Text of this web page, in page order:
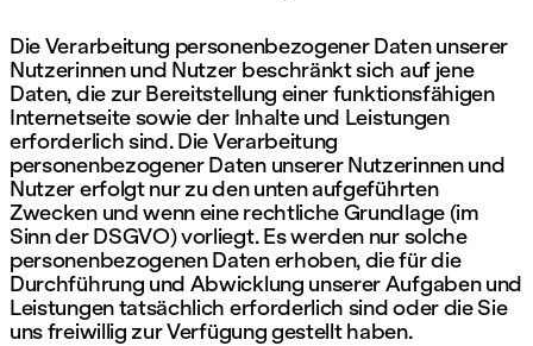
Die Verarbeitung personenbezogener Daten unserer
Nutzerinnen und Nutzer beschränkt sich auf jene
Daten, die zur Bereitstellung einer funktionsfähigen
Internetseite sowie der Inhalte und Leistungen
erforderlich sind. Die Verarbeitung
personenbezogener Daten unserer Nutzerinnen und
Nutzer erfolgt nur zu den unten aufgeführten
Zwecken und wenn eine rechtliche Grundlage (im
Sinn der DSGVO) vorliegt. Es werden nur solche
personenbezogenen Daten erhoben, die für die
Durchführung und Abwicklung unserer Aufgaben und
Leistungen tatsächlich erforderlich sind oder die Sie
uns freiwillig zur Verfügung gestellt haben.